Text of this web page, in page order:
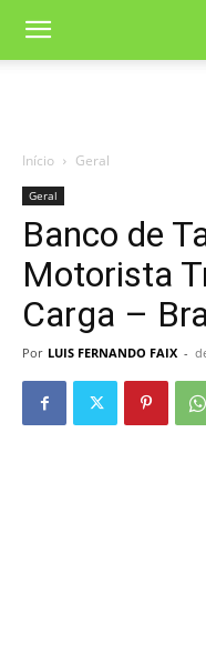
Início Geral
Geral
Banco de
Motorista
Carga –
Por LUIS FERNANDO FAIX -